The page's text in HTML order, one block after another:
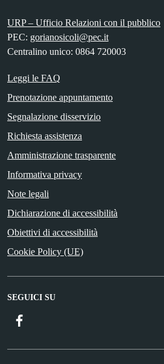
URP – Ufficio Relazioni con il pubblico
PEC: gorianosicoli@pec.it
Centralino unico: 0864 720003
Leggi le FAQ
Prenotazione appuntamento
Segnalazione disservizio
Richiesta assistenza
Amministrazione trasparente
Informativa privacy
Note legali
Dichiarazione di accessibilità
Obiettivi di accessibilità
Cookie Policy (UE)
SEGUICI SU